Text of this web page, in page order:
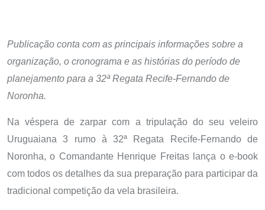
Publicação conta com as principais informações sobre a
organização, o cronograma e as histórias do período de
planejamento para a 32ª Regata Recife-Fernando de
Noronha.
Na véspera de zarpar com a tripulação do seu veleiro
Uruguaiana 3 rumo à 32ª Regata Recife-Fernando de
Noronha, o Comandante Henrique Freitas lança o e-book
com todos os detalhes da sua preparação para participar da
tradicional competição da vela brasileira.